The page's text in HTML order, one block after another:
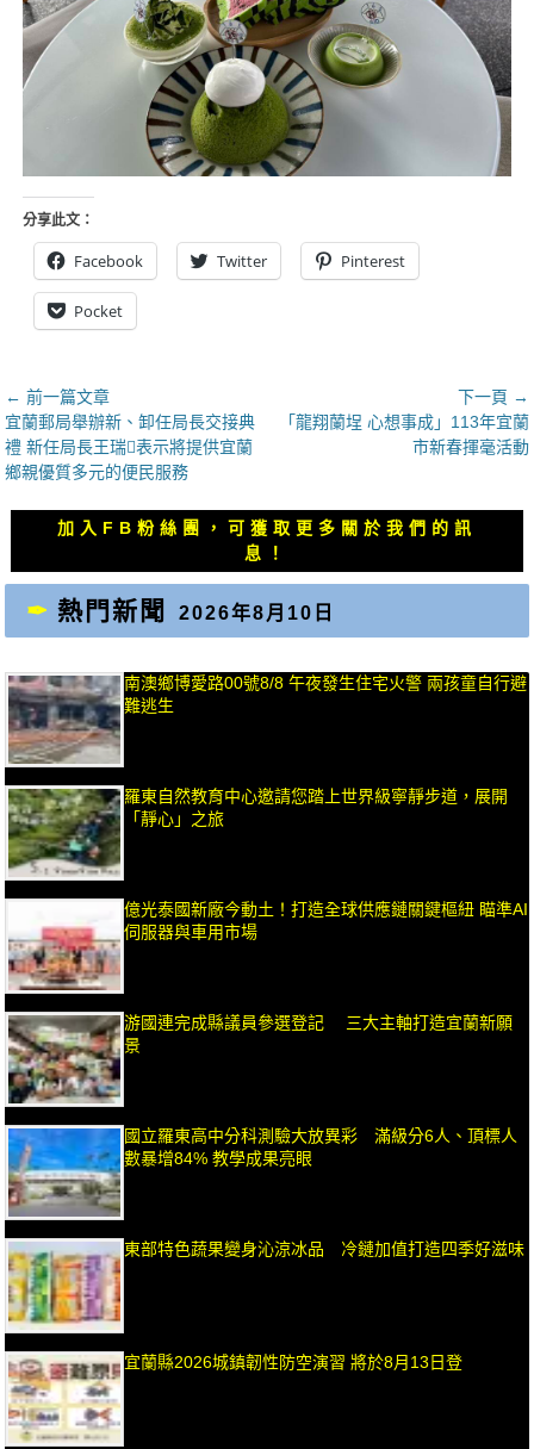
分享此文：
Facebook Twitter Pinterest
Pocket
文
章
導
覽
← 前一篇文章
上
一
篇
宜蘭郵局舉辦新、卸任局長交接典
禮 新任局長王瑞𩇤表示將提供宜蘭
鄉親優質多元的便民服務
下一頁 →
章：
「龍翔蘭埕 心想事成」113年宜蘭
市新春揮毫活動
加入FB粉絲團，可獲取更多關於我們的訊
息！
熱門新聞 2026年8月10日
南澳鄉博愛路00號8/8 午夜發生住宅火警 兩孩童自行避
難逃生
羅東自然教育中心邀請您踏上世界級寧靜步道，展開
「靜心」之旅
億光泰國新廠今動土！打造全球供應鏈關鍵樞紐 瞄準AI
伺服器與車用市場
游國連完成縣議員參選登記 三大主軸打造宜蘭新願
景
國立羅東高中分科測驗大放異彩 滿級分6人、頂標人
數暴增84% 教學成果亮眼
東部特色蔬果變身沁涼冰品 冷鏈加值打造四季好滋味
宜蘭縣2026城鎮韌性防空演習 將於8月13日登